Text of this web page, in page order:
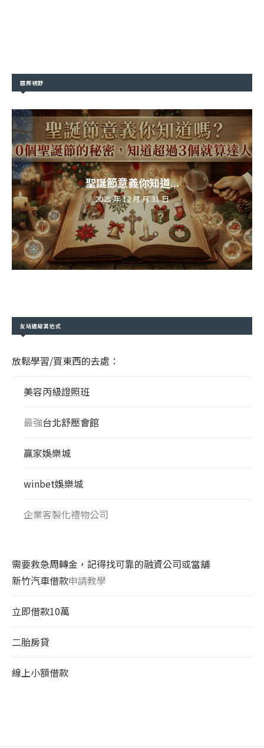
國際視野
聖誕節意義你知道...
2025 年 12 月 月 31 日
友站連結其他式
放鬆學習/買東西的去處：
美容丙級證照班
最強台北舒壓會館
贏家娛樂城
winbet娛樂城
企業客製化禮物公司
需要救急周轉金，記得找可靠的融資公司或當舖
新竹汽車借款申請教學
立即借款10萬
二胎房貸
線上小額借款